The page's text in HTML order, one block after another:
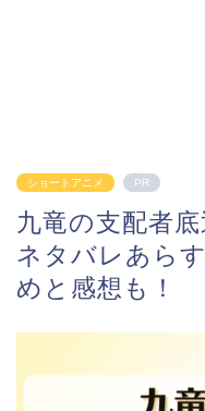
ショートアニメ PR
九竜の支配者
ネタバレあら
めと感想も！